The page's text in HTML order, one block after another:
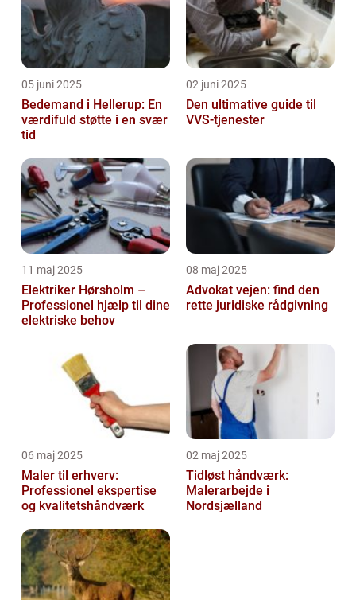
05 juni 2025
Bedemand i Hellerup: En
værdifuld støtte i en svær
tid
02 juni 2025
Den ultimative guide til
VVS-tjenester
11 maj 2025
Elektriker Hørsholm –
Professionel hjælp til dine
elektriske behov
08 maj 2025
Advokat vejen: find den
rette juridiske rådgivning
06 maj 2025
Maler til erhverv:
Professionel ekspertise
og kvalitetshåndværk
02 maj 2025
Tidløst håndværk:
Malerarbejde i
Nordsjælland